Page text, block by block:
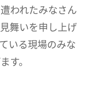
われたみなさん
舞いを申し上げ
いる現場のみな
す。